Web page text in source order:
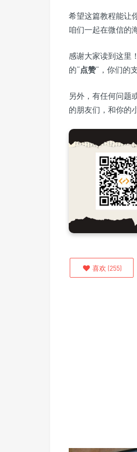
希望这篇教程能让
咱们一起在微信的
感谢大家读到这里
的“点赞”，你们的
另外，有任何问题
的朋友们，和你的
喜欢 (255)